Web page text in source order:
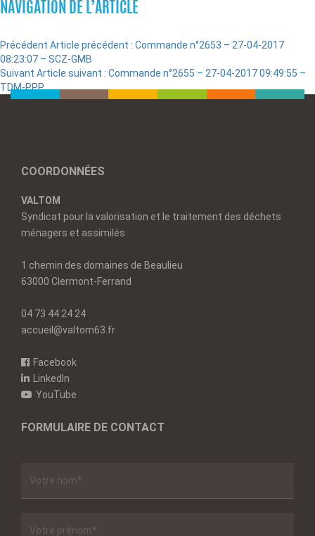
NAVIGATION DE L’ARTICLE
Précédent Article précédent : Commande n°2653 – 27-04-2017
08:23:07 – SCZ-GMB
Suivant Article suivant : Commande n°2655 – 27-04-2017 09:49:55 –
TDM-PPP
COORDONNÉES
VALTOM
Syndicat pour la valorisation et le traitement des déchets
ménagers et assimilés
1 chemin des domaines de Beaulieu
63000 Clermont-Ferrand
04 73 44 24 24
accueil@valtom63.fr
Facebook
LinkedIn
YouTube
FORMULAIRE DE CONTACT